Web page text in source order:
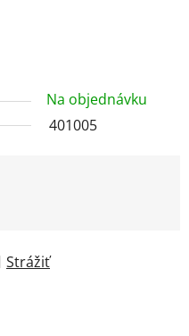
Na objednávku
401005
Strážiť